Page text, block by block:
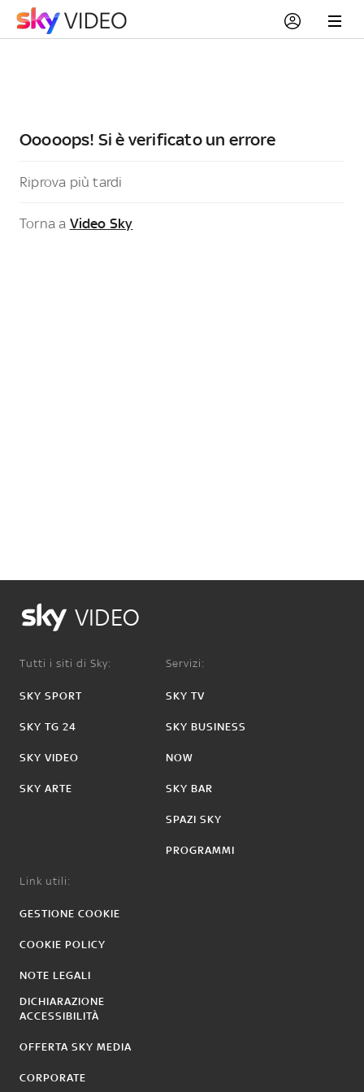
Ooooops! Si è verificato un errore
Riprova più tardi
Torna a Video Sky
VIDEO
Tutti i siti di Sky:
SKY SPORT
SKY TG 24
SKY VIDEO
SKY ARTE
Servizi:
SKY TV
SKY BUSINESS
NOW
SKY BAR
SPAZI SKY
PROGRAMMI
Link utili:
GESTIONE COOKIE
COOKIE POLICY
NOTE LEGALI
DICHIARAZIONE
ACCESSIBILITÀ
OFFERTA SKY MEDIA
CORPORATE